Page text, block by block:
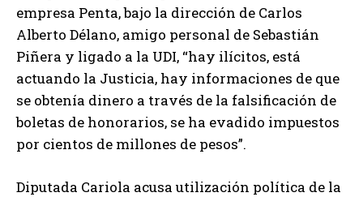
empresa Penta, bajo la dirección de Carlos
Alberto Délano, amigo personal de Sebastián
Piñera y ligado a la UDI, “hay ilícitos, está
actuando la Justicia, hay informaciones de que
se obtenía dinero a través de la falsificación de
boletas de honorarios, se ha evadido impuestos
por cientos de millones de pesos”.
Diputada Cariola acusa utilización política de la